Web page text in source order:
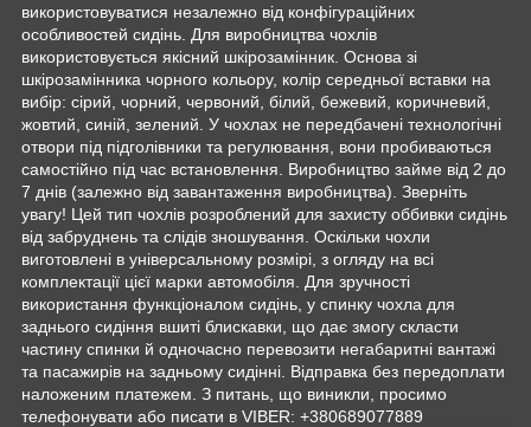
використовуватися незалежно від конфігураційних
особливостей сидінь. Для виробництва чохлів
використовується якісний шкірозамінник. Основа зі
шкірозамінника чорного кольору, колір середньої вставки на
вибір: сірий, чорний, червоний, білий, бежевий, коричневий,
жовтий, синій, зелений. У чохлах не передбачені технологічні
отвори під підголівники та регулювання, вони пробиваються
самостійно під час встановлення. Виробництво займе від 2 до
7 днів (залежно від завантаження виробництва). Зверніть
увагу! Цей тип чохлів розроблений для захисту оббивки сидінь
від забруднень та слідів зношування. Оскільки чохли
виготовлені в універсальному розмірі, з огляду на всі
комплектації цієї марки автомобіля. Для зручності
використання функціоналом сидінь, у спинку чохла для
заднього сидіння вшиті блискавки, що дає змогу скласти
частину спинки й одночасно перевозити негабаритні вантажі
та пасажирів на задньому сидінні. Відправка без передоплати
наложеним платежем. З питань, що виникли, просимо
телефонувати або писати в VIBER: +380689077889